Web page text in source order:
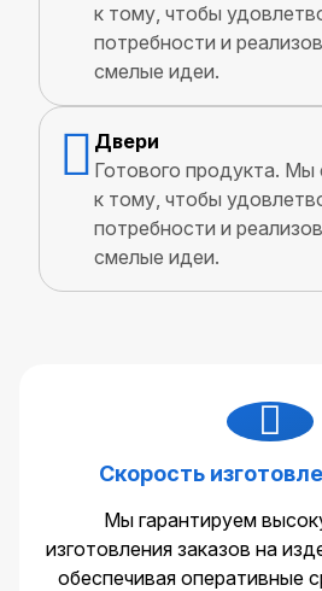
к тому, чтобы
потребности и
смелые идеи.
Двери
Готового продукта. Мы
к тому, чтобы
потребности и
смелые идеи.
Скорость
Мы гарантируем
изготовления заказов на
обеспечивая оперативные